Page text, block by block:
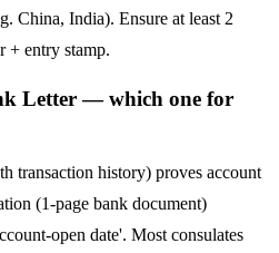
China, India). Ensure at least 2
+ entry stamp.
Letter — which one for
transaction history) proves account
(1-page bank document)
open date'. Most consulates